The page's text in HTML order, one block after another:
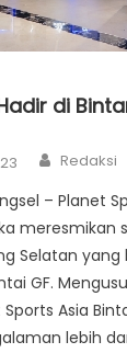
di
Author
Redaksi
– Planet
meresmikan
Selatan yang
GF.
Asia
lebih